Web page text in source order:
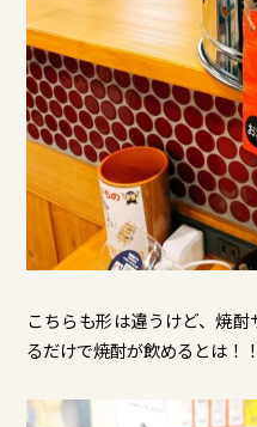
こちらも形は違うけど、焼
るだけで焼酎が飲めるとは！！